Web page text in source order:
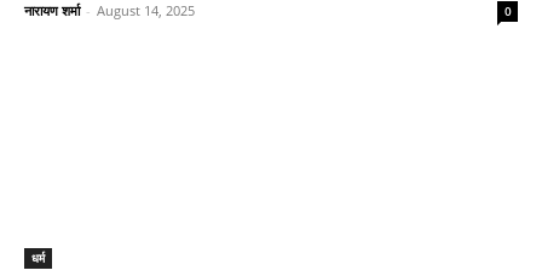
नारायण शर्मा - August 14, 2025 0
धर्म